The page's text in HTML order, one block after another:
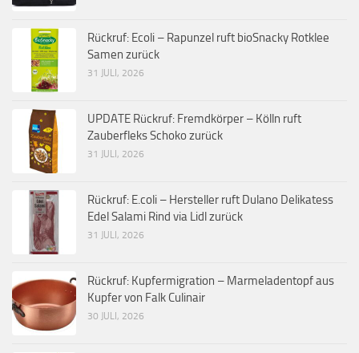
Rückruf: Ecoli – Rapunzel ruft bioSnacky Rotklee
Samen zurück
31 JULI, 2026
UPDATE Rückruf: Fremdkörper – Kölln ruft
Zauberfleks Schoko zurück
31 JULI, 2026
Rückruf: E.coli – Hersteller ruft Dulano Delikatess
Edel Salami Rind via Lidl zurück
31 JULI, 2026
Rückruf: Kupfermigration – Marmeladentopf aus
Kupfer von Falk Culinair
30 JULI, 2026